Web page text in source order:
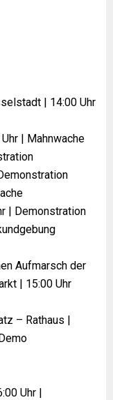
| 14:00 Uhr
| Mahnwache
| Demonstration
Aufmarsch der
| 15:00 Uhr
– Rathaus |
Uhr |